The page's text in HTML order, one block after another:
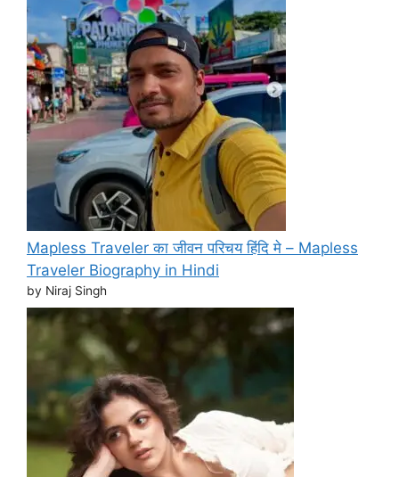
Mapless Traveler का जीवन परिचय हिंदि मे – Mapless
Traveler Biography in Hindi
by Niraj Singh